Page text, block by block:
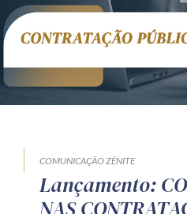
Av. Sete de
Batel Curitiba/PR
Whatsapp (41)
COMUNICAÇÃO ZÊNITE
Lançamento: